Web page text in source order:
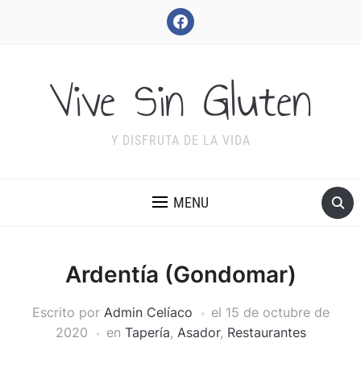
facebook
Vive Sin Gluten
Y DISFRUTA DE LA VIDA
MENU
Ardentía (Gondomar)
Escrito por Admin Celíaco el 15 de octubre de
2020
en Tapería, Asador, Restaurantes